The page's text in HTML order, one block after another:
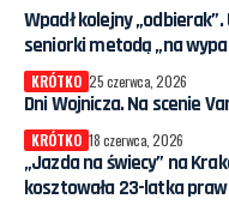
Wpadł kolejny
seniorki metodą „na
KRÓTKO 25 czerwca, 2026
Dni Wojnicza. Na scenie
KRÓTKO 18 czerwca, 2026
„Jazda na świecy” na
kosztowała 23-latka